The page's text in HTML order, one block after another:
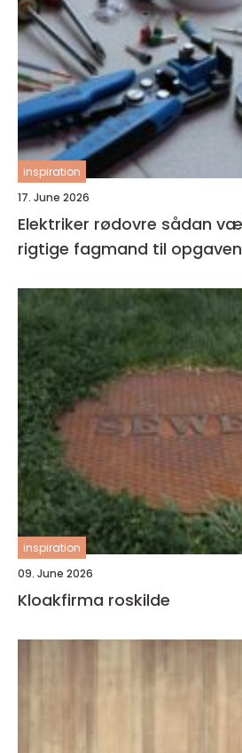
inspiration
17. June 2026
Elektriker rødovre sådan vælger du den
rigtige fagmand til opgaven
inspiration
09. June 2026
Kloakfirma roskilde